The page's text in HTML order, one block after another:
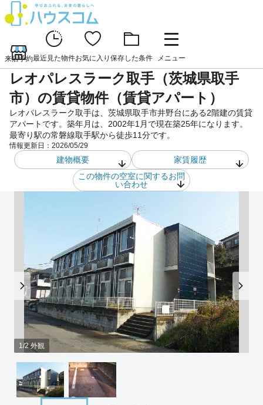
来店予約最近見た物件お気に入り 保存した条件 メニュー
レオパレスラーク取手（茨城県取手
市）の賃貸物件（賃貸アパート）
レオパレスラーク取手は、茨城県取手市井野台にある2階建の賃貸
アパートです。築年月は、2002年1月で現在築25年になります。
最寄り駅の常磐線取手駅から徒歩11分です。
情報更新日： 2026/05/29
建物概要
家賃履歴
この物件の空室に関するお問
い合わせ
1/2 外観